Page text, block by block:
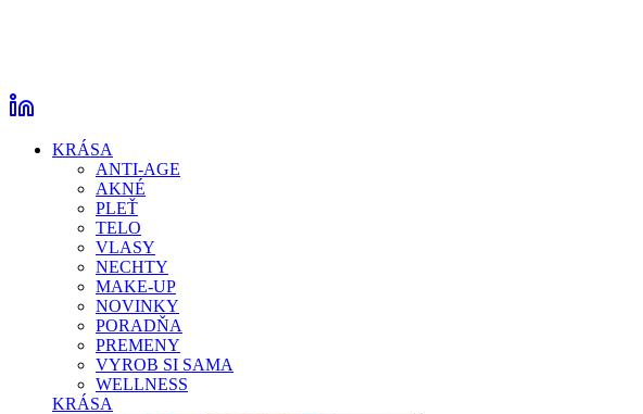
KRÁSA
ANTI-AGE
AKNÉ
PLEŤ
TELO
VLASY
NECHTY
MAKE-UP
NOVINKY
PORADŇA
PREMENY
VYROB SI SAMA
WELLNESS
KRÁSA